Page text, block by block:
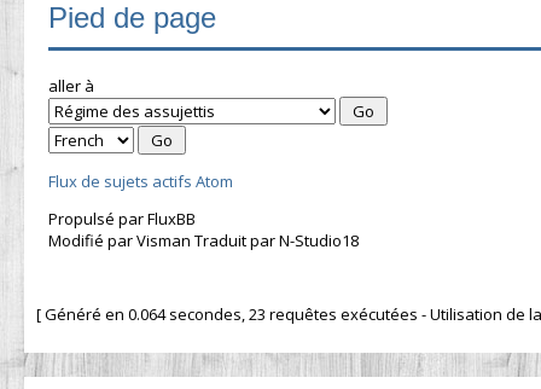
Pied de page
aller à
Flux de sujets actifs Atom
Propulsé par FluxBB
Modifié par Visman Traduit par N-Studio18
[ Généré en 0.064 secondes, 23 requêtes exécutées - Utilisation de la